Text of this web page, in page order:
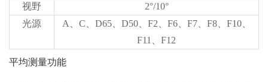
视野
2°/10°
光源
A、C、D65、D50、F2、F6、F7、F8、F10、
F11、F12
平均测量功能